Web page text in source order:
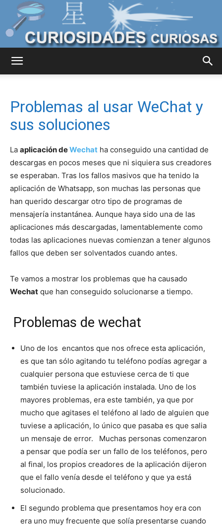
Curiosas
Mundo
Problemas al usar WeChat y
sus soluciones
La aplicación deWechat ha conseguido una cantidad de
descargas en pocos meses que ni siquiera sus creadores
se esperaban. Tras los fallos masivos que ha tenido la
aplicación de Whatsapp, son muchas las personas que
han querido descargar otro tipo de programas de
mensajería instantánea. Aunque haya sido una de las
aplicaciones más descargadas, lamentablemente como
todas las aplicaciones nuevas comienzan a tener algunos
fallos que deben ser solventados cuando antes.
Te vamos a mostrar los problemas que ha causado
Wechat que han conseguido solucionarse a tiempo.
Problemas de wechat
Uno de los encantos que nos ofrece esta aplicación,
es que tan sólo agitando tu teléfono podías agregar a
cualquier persona que estuviese cerca de ti que
también tuviese la aplicación instalada. Uno de los
mayores problemas, era este también, ya que por
mucho que agitases el teléfono al lado de alguien que
tuviese a aplicación, lo único que pasaba es que salia
un mensaje de error. Muchas personas comenzaron
a pensar que podía ser un fallo de los teléfonos, pero
al final, los propios creadores de la aplicación dijeron
que el fallo venía desde el teléfono y que ya está
solucionado.
El segundo problema que presentamos hoy era con
era uno muy frecuente que solía presentarse cuando